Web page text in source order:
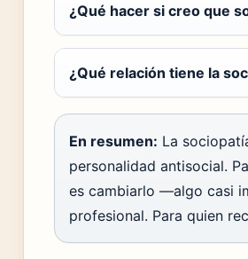
¿Qué hacer si creo que
¿Qué relación tiene la
En resumen: La
personalidad antisocial.
es cambiarlo —algo casi
profesional. Para quien